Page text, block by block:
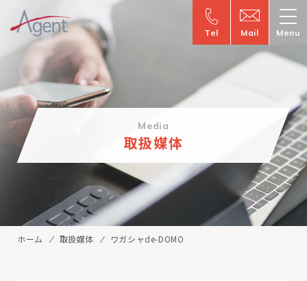
Tel Mail Menu
Media
取扱媒体
ホーム 取扱媒体 ワガシャde-DOMO